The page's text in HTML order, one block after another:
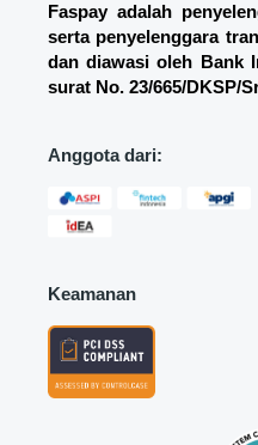
Faspay adalah
serta penyelenggara
dan diawasi oleh Bank
surat No. 23/665/DKSP/
Anggota dari:
Keamanan